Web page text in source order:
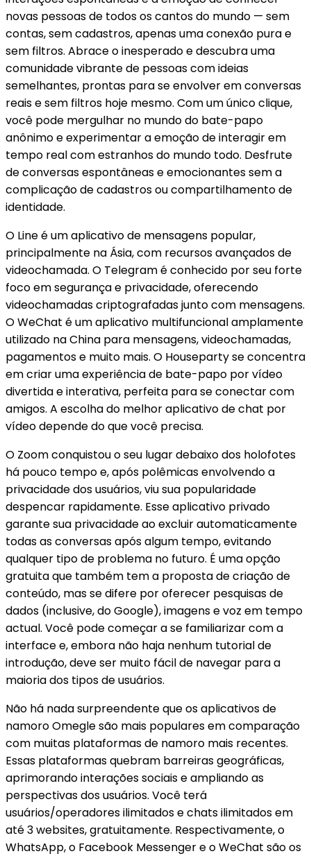
novas pessoas de todos os cantos do mundo — sem
contas, sem cadastros, apenas uma conexão pura e
sem filtros. Abrace o inesperado e descubra uma
comunidade vibrante de pessoas com ideias
semelhantes, prontas para se envolver em conversas
reais e sem filtros hoje mesmo. Com um único clique,
você pode mergulhar no mundo do bate-papo
anônimo e experimentar a emoção de interagir em
tempo real com estranhos do mundo todo. Desfrute
de conversas espontâneas e emocionantes sem a
complicação de cadastros ou compartilhamento de
identidade.
O Line é um aplicativo de mensagens popular,
principalmente na Ásia, com recursos avançados de
videochamada. O Telegram é conhecido por seu forte
foco em segurança e privacidade, oferecendo
videochamadas criptografadas junto com mensagens.
O WeChat é um aplicativo multifuncional amplamente
utilizado na China para mensagens, videochamadas,
pagamentos e muito mais. O Houseparty se concentra
em criar uma experiência de bate-papo por vídeo
divertida e interativa, perfeita para se conectar com
amigos. A escolha do melhor aplicativo de chat por
vídeo depende do que você precisa.
O Zoom conquistou o seu lugar debaixo dos holofotes
há pouco tempo e, após polêmicas envolvendo a
privacidade dos usuários, viu sua popularidade
despencar rapidamente. Esse aplicativo privado
garante sua privacidade ao excluir automaticamente
todas as conversas após algum tempo, evitando
qualquer tipo de problema no futuro. É uma opção
gratuita que também tem a proposta de criação de
conteúdo, mas se difere por oferecer pesquisas de
dados (inclusive, do Google), imagens e voz em tempo
actual. Você pode começar a se familiarizar com a
interface e, embora não haja nenhum tutorial de
introdução, deve ser muito fácil de navegar para a
maioria dos tipos de usuários.
Não há nada surpreendente que os aplicativos de
namoro Omegle são mais populares em comparação
com muitas plataformas de namoro mais recentes.
Essas plataformas quebram barreiras geográficas,
aprimorando interações sociais e ampliando as
perspectivas dos usuários. Você terá
usuários/operadores ilimitados e chats ilimitados em
até 3 websites, gratuitamente. Respectivamente, o
WhatsApp, o Facebook Messenger e o WeChat são os